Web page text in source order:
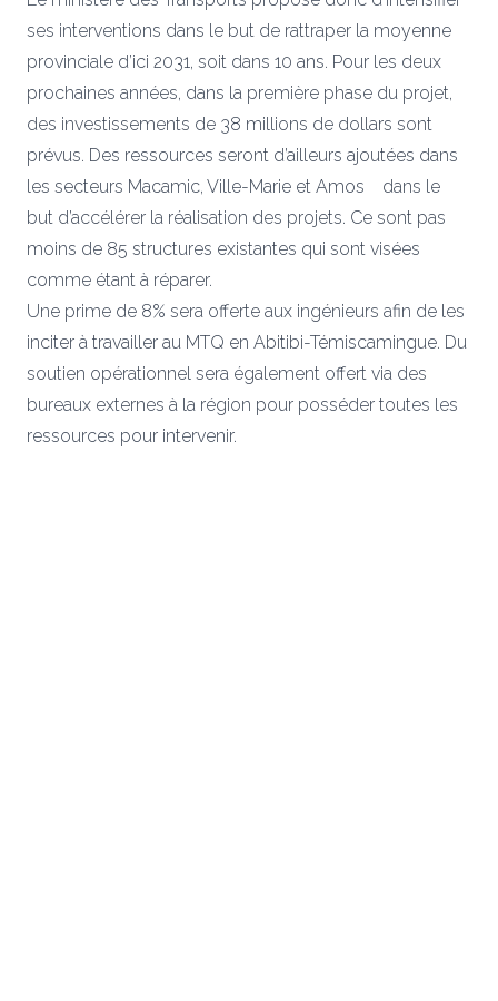
ses interventions dans le but de rattraper la moyenne
provinciale d’ici 2031, soit dans 10 ans. Pour les deux
prochaines années, dans la première phase du projet,
des investissements de 38 millions de dollars sont
prévus. Des ressources seront d’ailleurs ajoutées dans
les secteurs Macamic, Ville-Marie et Amos dans le
but d’accélérer la réalisation des projets. Ce sont pas
moins de 85 structures existantes qui sont visées
comme étant à réparer.
Une prime de 8% sera offerte aux ingénieurs afin de les
inciter à travailler au MTQ en Abitibi-Témiscamingue. Du
soutien opérationnel sera également offert via des
bureaux externes à la région pour posséder toutes les
ressources pour intervenir.